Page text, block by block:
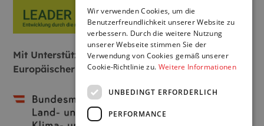
Mit Unterstützung von Bund, Land und
Europäischer Union:
Wir verwenden Cookies, um die
Benutzerfreundlichkeit unserer Website zu
verbessern. Durch die weitere Nutzung
unserer Webseite stimmen Sie der
Verwendung von Cookies gemäß unserer
Cookie-Richtlinie zu. Weitere Informationen
UNBEDINGT ERFORDERLICH
PERFORMANCE